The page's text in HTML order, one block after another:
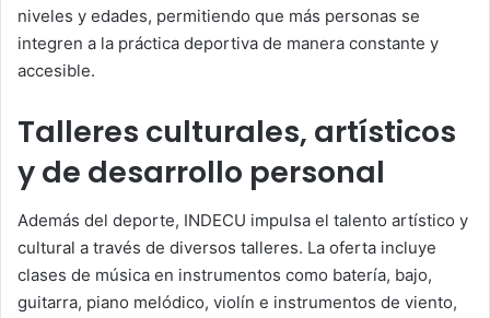
niveles y edades, permitiendo que más personas se
integren a la práctica deportiva de manera constante y
accesible.
Talleres culturales, artísticos
y de desarrollo personal
Además del deporte, INDECU impulsa el talento artístico y
cultural a través de diversos talleres. La oferta incluye
clases de música en instrumentos como batería, bajo,
guitarra, piano melódico, violín e instrumentos de viento,